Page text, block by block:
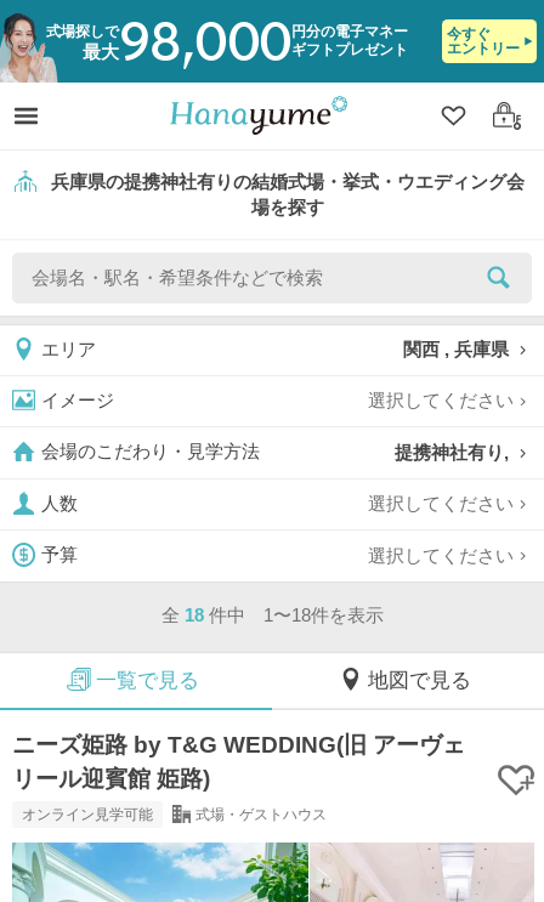
式場探しで
最大98,000 円分の電子マネー
ギフトプレゼント
今すぐ
エントリー
クリップ
ログ
兵庫県の提携神社有りの結婚式場・挙式・ウエディング会
場を探す
エリア 関西 , 兵庫県
イメージ 選択してください
会場のこだわり・見学方法 提携神社有り,
人数 選択してください
予算 選択してください
全 18 件中 1〜18件を表示
一覧で見る 地図で見る
ニーズ姫路 by T&G WEDDING(旧 アーヴェ
リール迎賓館 姫路)
オンライン見学可能 式場・ゲストハウス